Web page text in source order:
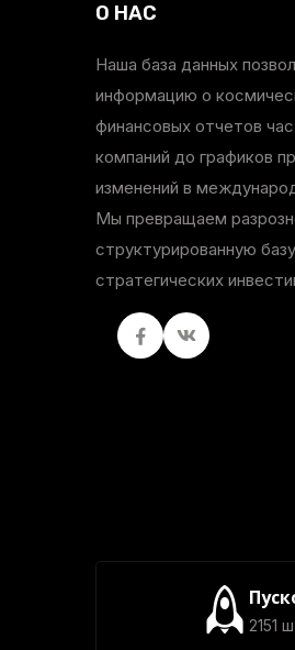
О НАС
Наша база данных
информацию о
финансовых отчетов
компаний до графиков
изменений в
Мы превращаем
структурированную
стратегических
FacebookвКонтакте
2151